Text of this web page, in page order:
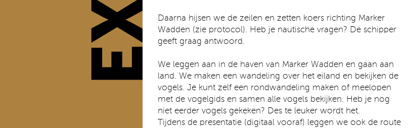
Daarna hijsen we de zeilen en zetten koers richting Marker
Wadden (zie protocol). Heb je nautische vragen? De schipper
geeft graag antwoord.
We leggen aan in de haven van Marker Wadden en gaan aan
land. We maken een wandeling over het eiland en bekijken de
vogels. Je kunt zelf een rondwandeling maken of meelopen
met de vogelgids en samen alle vogels bekijken. Heb je nog
niet eerder vogels gekeken? Des te leuker wordt het.
Tijdens de presentatie (digitaal vooraf) leggen we ook de route